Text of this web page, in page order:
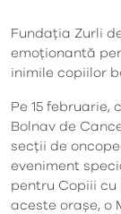
Fundația Zurli
emoționantă
inimile copiilor
Pe 15
Bolnav de
secții de
eveniment
pentru Copiii cu
aceste orașe, o